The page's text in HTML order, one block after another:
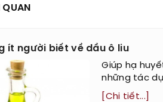
QUAN
ít người biết về dầu ô liu
Giúp hạ
những tác
[Chi tiết...]